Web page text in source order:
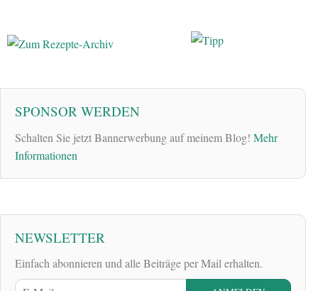
SPONSOR WERDEN
Schalten Sie jetzt Bannerwerbung auf meinem Blog! Mehr
Informationen
NEWSLETTER
Einfach abonnieren und alle Beiträge per Mail erhalten.